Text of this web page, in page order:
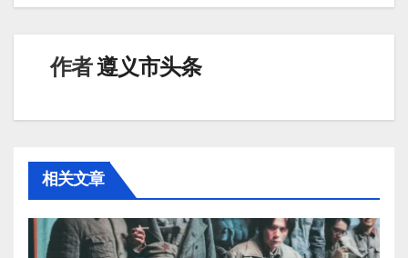
作者遵义市头条
相关文章